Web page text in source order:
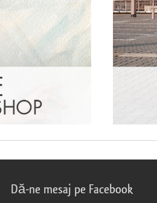
Dă-ne mesaj pe Facebook